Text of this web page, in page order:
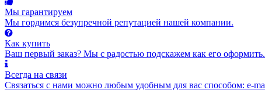
Мы гарантируем
Мы гордимся безупречной репутацией нашей компании.
Как купить
Ваш первый заказ? Мы с радостью подскажем как его оформить.
Всегда на связи
Связаться с нами можно любым удобным для вас способом: e-